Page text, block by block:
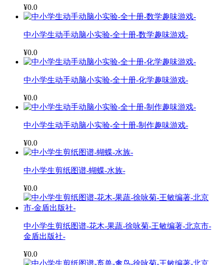
¥0.0
中小学生动手动脑小实验-全十册-数学趣味游戏-
¥0.0
中小学生动手动脑小实验-全十册-化学趣味游戏-
¥0.0
中小学生动手动脑小实验-全十册-制作趣味游戏-
¥0.0
中小学生剪纸图谱-蝴蝶-水族-
¥0.0
中小学生剪纸图谱-花木-果蔬-徐咏菊-王敏编著-北京市-
金盾出版社-
¥0.0